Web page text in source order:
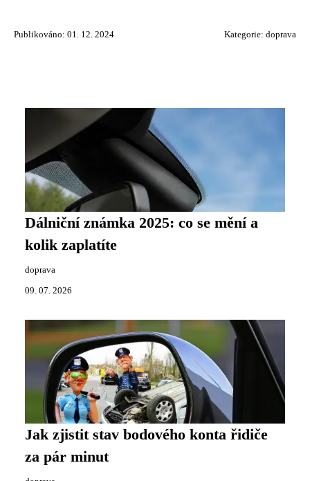
Publikováno: 01. 12. 2024 Kategorie: doprava
Dálniční známka 2025: co se mění a
kolik zaplatíte
doprava
09. 07. 2026
Jak zjistit stav bodového konta řidiče
za pár minut